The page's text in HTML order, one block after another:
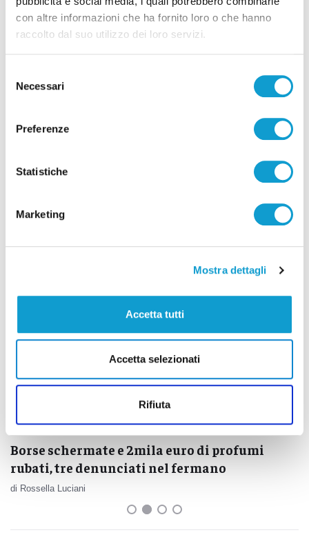
con altre informazioni che ha fornito loro o che hanno
raccolto dal suo utilizzo dei loro servizi.
delNecessari
Preferenze
Statistiche
Marketing
Mostra dettagli
Accetta tutti
Accetta selezionati
Rifiuta
Ancona – Sicurezza energetica, 3,7 milioni per le aree
portuali
Correlati
Borse schermate e 2mila euro di profumi
rubati, tre denunciati nel fermano
di Rossella Luciani